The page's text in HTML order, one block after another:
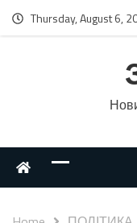
Thursday, August 6,